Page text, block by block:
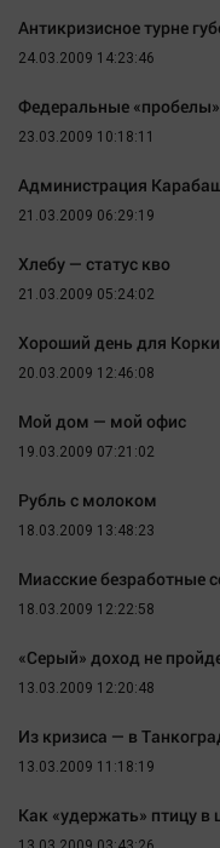
Гороскоп
Дети
ЖКХ
Интервью
Народная журналистика
Обсуждаем
Отдых
Персона
Последняя инстанция
Светская жизнь
Тенденции
Антикризисное турне
24.03.2009 14:23:46
Федеральные «пробелы»
23.03.2009 10:18:11
Администрация
21.03.2009 06:29:19
Хлебу — статус кво
21.03.2009 05:24:02
Хороший день для
20.03.2009 12:46:08
Мой дом — мой офис
19.03.2009 07:21:02
Рубль с молоком
18.03.2009 13:48:23
Миасские безработные
18.03.2009 12:22:58
«Серый» доход не
13.03.2009 12:20:48
Из кризиса — в
13.03.2009 11:18:19
Как «удержать» птицу в